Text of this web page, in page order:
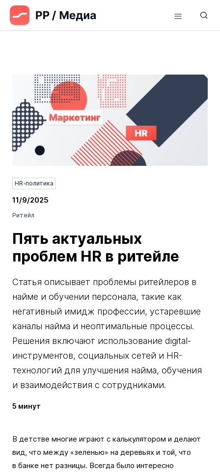
HR-политика
11/9/2025
Ритейл
Пять актуальных
проблем HR в ритейле
Статья описывает проблемы ритейлеров в
найме и обучении персонала, такие как
негативный имидж профессии, устаревшие
каналы найма и неоптимальные процессы.
Решения включают использование digital-
инструментов, социальных сетей и HR-
технологий для улучшения найма, обучения
и взаимодействия с сотрудниками.
5 минут
В детстве многие играют с калькулятором и делают
вид, что между «зеленью» на деревьях и той, что
в банке нет разницы. Всегда было интересно